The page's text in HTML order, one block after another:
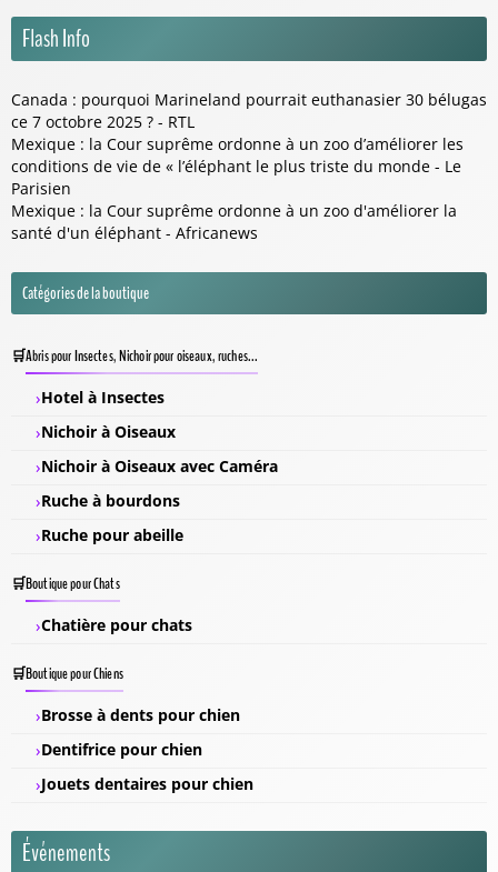
Flash Info
Canada : pourquoi Marineland pourrait euthanasier 30 bélugas
ce 7 octobre 2025 ? - RTL
Mexique : la Cour suprême ordonne à un zoo d’améliorer les
conditions de vie de « l’éléphant le plus triste du monde - Le
Parisien
Mexique : la Cour suprême ordonne à un zoo d'améliorer la
santé d'un éléphant - Africanews
Catégories de la boutique
Abris pour Insectes, Nichoir pour oiseaux, ruches...
Hotel à Insectes
Nichoir à Oiseaux
Nichoir à Oiseaux avec Caméra
Ruche à bourdons
Ruche pour abeille
Boutique pour Chats
Chatière pour chats
Boutique pour Chiens
Brosse à dents pour chien
Dentifrice pour chien
Jouets dentaires pour chien
Événements